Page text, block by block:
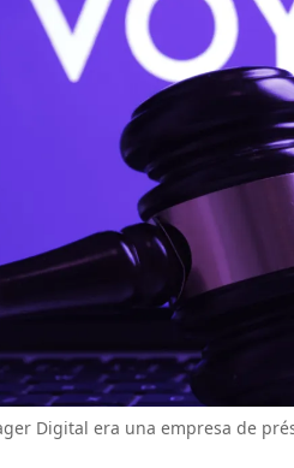
Digital era una empresa de